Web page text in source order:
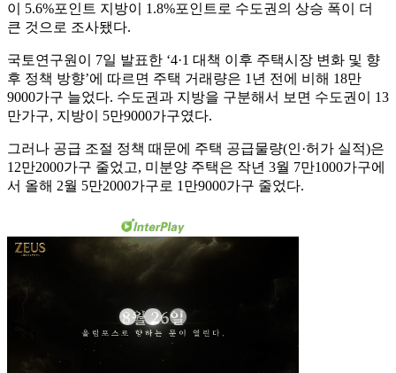
이 5.6%포인트 지방이 1.8%포인트로 수도권의 상승 폭이 더
큰 것으로 조사됐다.
국토연구원이 7일 발표한 ‘4·1 대책 이후 주택시장 변화 및 향
후 정책 방향’에 따르면 주택 거래량은 1년 전에 비해 18만
9000가구 늘었다. 수도권과 지방을 구분해서 보면 수도권이 13
만가구, 지방이 5만9000가구였다.
그러나 공급 조절 정책 때문에 주택 공급물량(인·허가 실적)은
12만2000가구 줄었고, 미분양 주택은 작년 3월 7만1000가구에
서 올해 2월 5만2000가구로 1만9000가구 줄었다.